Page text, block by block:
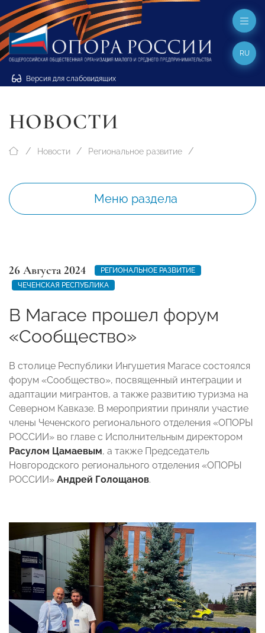
Версия для слабовидящих
RU
НОВОСТИ
Новости Региональное развитие
Меню раздела
26 Августа 2024
РЕГИОНАЛЬНОЕ РАЗВИТИЕ
ЧЕЧЕНСКАЯ РЕСПУБЛИКА
В Магасе прошел форум
«Сообщество»
В столице Республики Ингушетия Магасе состоялся
форум «Сообщество», посвященный интеграции и
адаптации мигрантов, а также развитию туризма на
Северном Кавказе. В мероприятии приняли участие
члены Чеченского регионального отделения «ОПОРЫ
РОССИИ» во главе с Исполнительным директором
Расулом Цамаевым, а также Председатель
Новгородского регионального отделения «ОПОРЫ
РОССИИ» Андрей Голощанов.